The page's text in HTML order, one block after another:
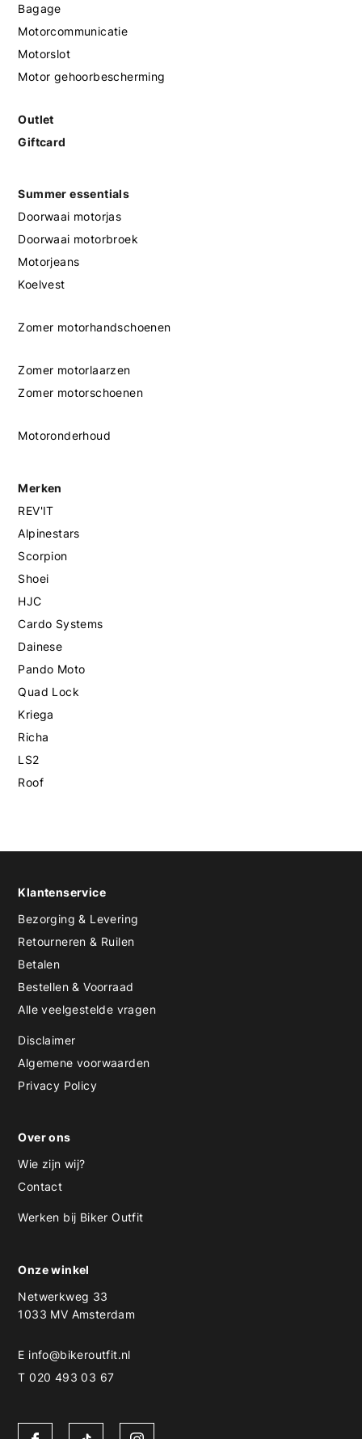
Bagage
Motorcommunicatie
Motorslot
Motor gehoorbescherming
Outlet
Giftcard
Summer essentials
Doorwaai motorjas
Doorwaai motorbroek
Motorjeans
Koelvest
Zomer motorhandschoenen
Zomer motorlaarzen
Zomer motorschoenen
Motoronderhoud
Merken
REV'IT
Alpinestars
Scorpion
Shoei
HJC
Cardo Systems
Dainese
Pando Moto
Quad Lock
Kriega
Richa
LS2
Roof
Klantenservice
Bezorging & Levering
Retourneren & Ruilen
Betalen
Bestellen & Voorraad
Alle veelgestelde vragen
Disclaimer
Algemene voorwaarden
Privacy Policy
Over ons
Wie zijn wij?
Contact
Werken bij Biker Outfit
Onze winkel
Netwerkweg 33
1033 MV Amsterdam
E info@bikeroutfit.nl
T 020 493 03 67